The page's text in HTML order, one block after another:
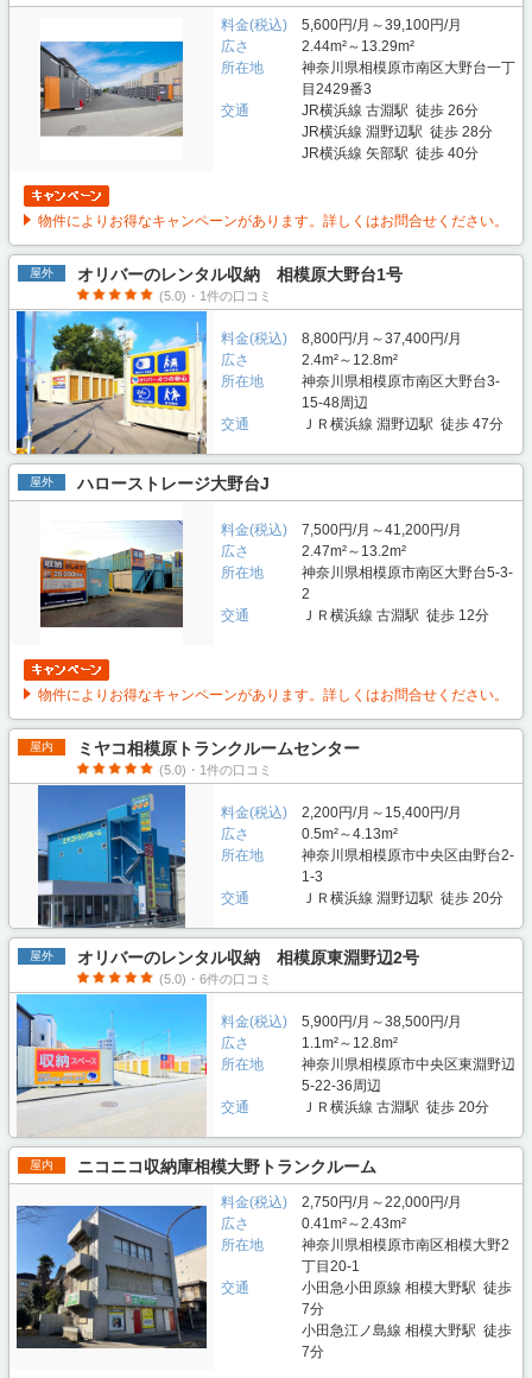
料金(税込)
5,600円/月～39,100円/月
広さ
2.44m²～13.29m²
所在地
神奈川県相模原市南区大野台一丁
目2429番3
交通
JR横浜線 古淵駅 徒歩 26分
JR横浜線 淵野辺駅 徒歩 28分
JR横浜線 矢部駅 徒歩 40分
物件によりお得なキャンペーンがあります。詳しくはお問合せください。
屋外 オリバーのレンタル収納 相模原大野台1号
(5.0)・1件の口コミ
料金(税込)
8,800円/月～37,400円/月
広さ
2.4m²～12.8m²
所在地
神奈川県相模原市南区大野台3-
15-48周辺
交通
ＪＲ横浜線 淵野辺駅 徒歩 47分
屋外 ハローストレージ大野台J
料金(税込)
7,500円/月～41,200円/月
広さ
2.47m²～13.2m²
所在地
神奈川県相模原市南区大野台5-3-
2
交通
ＪＲ横浜線 古淵駅 徒歩 12分
物件によりお得なキャンペーンがあります。詳しくはお問合せください。
屋内 ミヤコ相模原トランクルームセンター
(5.0)・1件の口コミ
料金(税込)
2,200円/月～15,400円/月
広さ
0.5m²～4.13m²
所在地
神奈川県相模原市中央区由野台2-
1-3
交通
ＪＲ横浜線 淵野辺駅 徒歩 20分
屋外 オリバーのレンタル収納 相模原東淵野辺2号
(5.0)・6件の口コミ
料金(税込)
5,900円/月～38,500円/月
広さ
1.1m²～12.8m²
所在地
神奈川県相模原市中央区東淵野辺
5-22-36周辺
交通
ＪＲ横浜線 古淵駅 徒歩 20分
屋内 ニコニコ収納庫相模大野トランクルーム
料金(税込)
2,750円/月～22,000円/月
広さ
0.41m²～2.43m²
所在地
神奈川県相模原市南区相模大野2
丁目20-1
交通
小田急小田原線 相模大野駅 徒歩
7分
小田急江ノ島線 相模大野駅 徒歩
7分